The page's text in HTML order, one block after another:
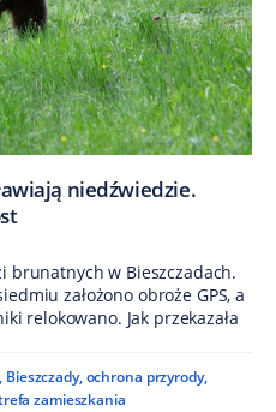
niedźwiedzie.
brunatnych w Bieszczadach.
założono obroże GPS, a
relokowano. Jak przekazała
, Bieszczady,ochrona przyrody,
zamieszkania